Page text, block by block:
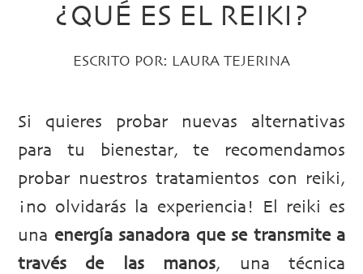
¿QUÉ ES EL REIKI?
ESCRITO POR: LAURA TEJERINA
Si quieres probar nuevas alternativas
para tu bienestar, te recomendamos
probar nuestros tratamientos con reiki,
¡no olvidarás la experiencia! El reiki es
una energía sanadora que se transmite a
través de las manos, una técnica